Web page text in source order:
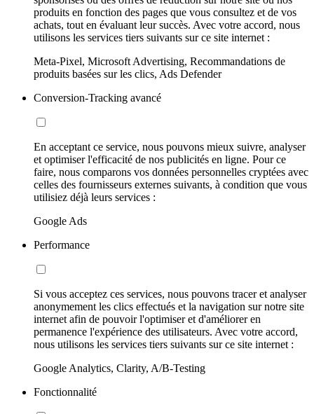
produits en fonction des pages que vous consultez et de vos
achats, tout en évaluant leur succès. Avec votre accord, nous
utilisons les services tiers suivants sur ce site internet :
Meta-Pixel, Microsoft Advertising, Recommandations de
produits basées sur les clics, Ads Defender
Conversion-Tracking avancé
En acceptant ce service, nous pouvons mieux suivre, analyser
et optimiser l'efficacité de nos publicités en ligne. Pour ce
faire, nous comparons vos données personnelles cryptées avec
celles des fournisseurs externes suivants, à condition que vous
utilisiez déjà leurs services :
Google Ads
Performance
Si vous acceptez ces services, nous pouvons tracer et analyser
anonymement les clics effectués et la navigation sur notre site
internet afin de pouvoir l'optimiser et d'améliorer en
permanence l'expérience des utilisateurs. Avec votre accord,
nous utilisons les services tiers suivants sur ce site internet :
Google Analytics, Clarity, A/B-Testing
Fonctionnalité